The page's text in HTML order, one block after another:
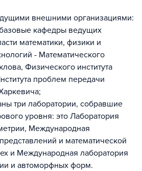
внешними организациями:
кафедры ведущих
математики, физики и
- Математического
Физического института
проблем передачи
три лаборатории, собравшие
уровня: это Лаборатория
Международная
и математической
и Международная лаборатория
и автоморфных форм.